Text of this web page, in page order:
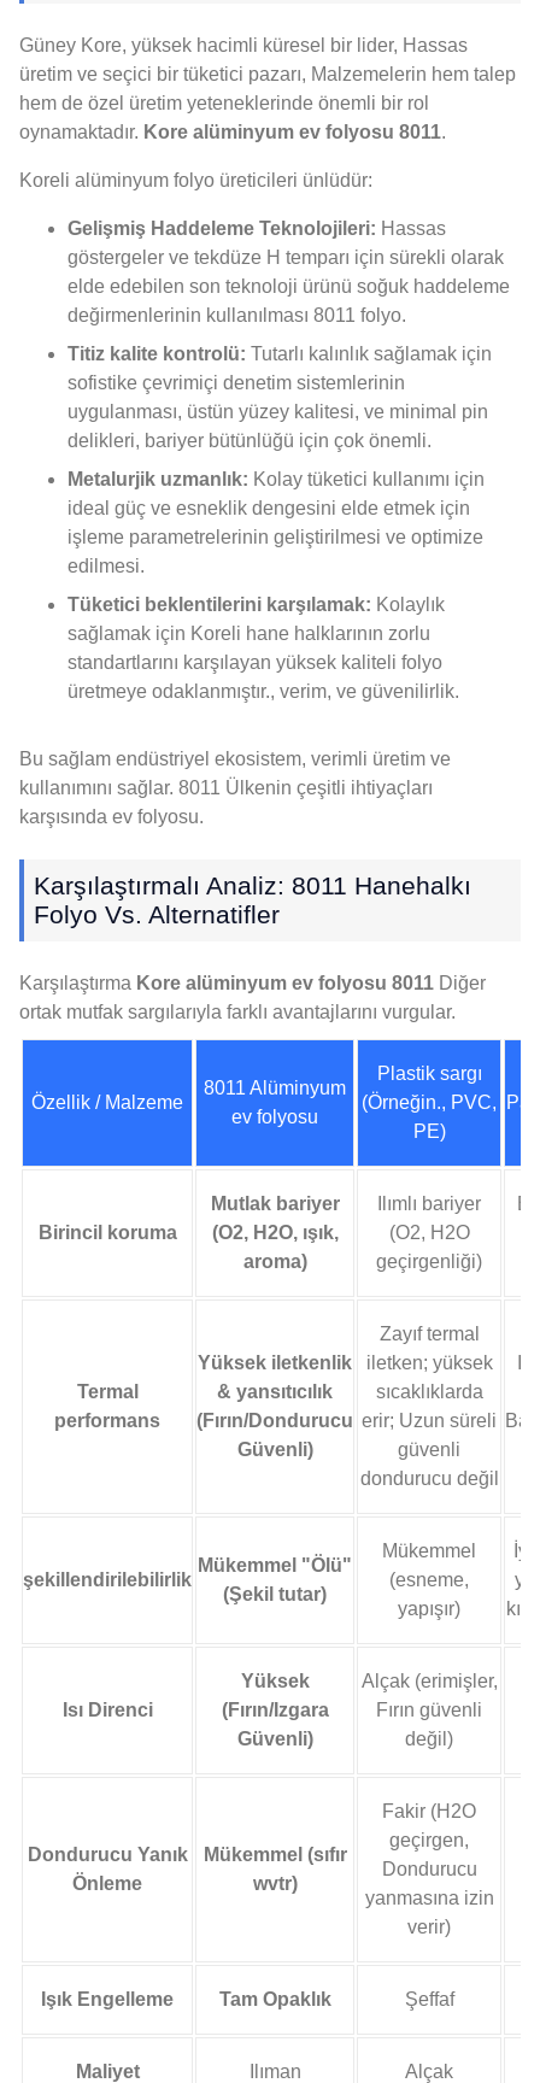
Güney Kore, yüksek hacimli küresel bir lider, Hassas
üretim ve seçici bir tüketici pazarı, Malzemelerin hem talep
hem de özel üretim yeteneklerinde önemli bir rol
oynamaktadır. Kore alüminyum ev folyosu 8011.
Koreli alüminyum folyo üreticileri ünlüdür:
Gelişmiş Haddeleme Teknolojileri: Hassas
göstergeler ve tekdüze H temparı için sürekli olarak
elde edebilen son teknoloji ürünü soğuk haddeleme
değirmenlerinin kullanılması 8011 folyo.
Titiz kalite kontrolü: Tutarlı kalınlık sağlamak için
sofistike çevrimiçi denetim sistemlerinin
uygulanması, üstün yüzey kalitesi, ve minimal pin
delikleri, bariyer bütünlüğü için çok önemli.
Metalurjik uzmanlık: Kolay tüketici kullanımı için
ideal güç ve esneklik dengesini elde etmek için
işleme parametrelerinin geliştirilmesi ve optimize
edilmesi.
Tüketici beklentilerini karşılamak: Kolaylık
sağlamak için Koreli hane halklarının zorlu
standartlarını karşılayan yüksek kaliteli folyo
üretmeye odaklanmıştır., verim, ve güvenilirlik.
Bu sağlam endüstriyel ekosistem, verimli üretim ve
kullanımını sağlar. 8011 Ülkenin çeşitli ihtiyaçları
karşısında ev folyosu.
Karşılaştırmalı Analiz: 8011 Hanehalkı
Folyo Vs. Alternatifler
Karşılaştırma Kore alüminyum ev folyosu 8011 Diğer
ortak mutfak sargılarıyla farklı avantajlarını vurgular.
Özellik / Malzeme
8011 Alüminyum
ev folyosu
Plastik sargı
(Örneğin., PVC,
PE)
Birincil koruma
Mutlak bariyer
(O2, H2O, ışık,
aroma)
Ilımlı bariyer
(O2, H2O
geçirgenliği)
Termal
performans
Yüksek iletkenlik
& yansıtıcılık
(Fırın/Dondurucu
Güvenli)
Zayıf termal
iletken; yüksek
sıcaklıklarda
erir; Uzun süreli
güvenli
dondurucu değil
şekillendirilebilirlik
Mükemmel "Ölü"
(Şekil tutar)
Mükemmel
(esneme,
yapışır)
İyi
Isı Direnci
Yüksek
(Fırın/Izgara
Güvenli)
Alçak (erimişler,
Fırın güvenli
değil)
Dondurucu Yanık
Önleme
Mükemmel (sıfır
wvtr)
Fakir (H2O
geçirgen,
Dondurucu
yanmasına izin
verir)
Işık Engelleme Tam Opaklık Şeffaf
Maliyet Ilıman Alçak